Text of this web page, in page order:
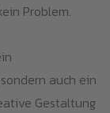
Problem.
auch ein
Gestaltung